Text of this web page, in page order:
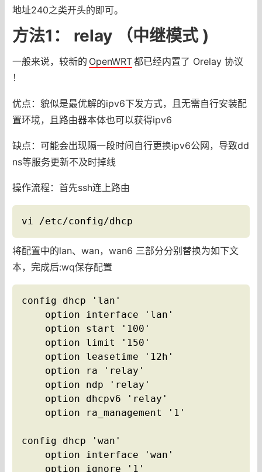
地址240之类开头的即可。
方法1： relay （中继模式 )
一般来说，较新的 OpenWRT都已经内置了 Orelay 协议
！
优点：貌似是最优解的ipv6下发方式，且无需自行安装配
置环境，且路由器本体也可以获得ipv6
缺点：可能会出现隔一段时间自行更换ipv6公网，导致dd
ns等服务更新不及时掉线
操作流程：首先ssh连上路由
vi /etc/config/dhcp
将配置中的lan、wan，wan6 三部分分别替换为如下文
本，完成后:wq保存配置
config dhcp 'lan'
    option interface 'lan'
    option start '100'
    option limit '150'
    option leasetime '12h'
    option ra 'relay'
    option ndp 'relay'
    option dhcpv6 'relay'
    option ra_management '1'
config dhcp 'wan'
    option interface 'wan'
    option ignore '1'